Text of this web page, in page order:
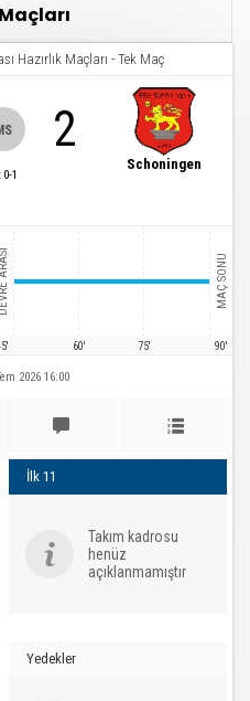
Hazırlık Maçları - Tek Maç
2
Schoningen
0-1
60' 75'
MAÇ SONU
90'
2026 16:00
İlk 11
Takım kadrosu
henüz
açıklanmamıştır
Yedekler